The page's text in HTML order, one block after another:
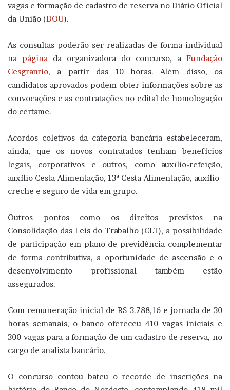
vagas e formação de cadastro de reserva no Diário Oficial
da União (DOU).
As consultas poderão ser realizadas de forma individual
na página da organizadora do concurso, a Fundação
Cesgranrio, a partir das 10 horas. Além disso, os
candidatos aprovados podem obter informações sobre as
convocações e as contratações no edital de homologação
do certame.
Acordos coletivos da categoria bancária estabeleceram,
ainda, que os novos contratados tenham benefícios
legais, corporativos e outros, como auxílio-refeição,
auxílio Cesta Alimentação, 13ª Cesta Alimentação, auxílio-
creche e seguro de vida em grupo.
Outros pontos como os direitos previstos na
Consolidação das Leis do Trabalho (CLT), a possibilidade
de participação em plano de previdência complementar
de forma contributiva, a oportunidade de ascensão e o
desenvolvimento profissional também estão
assegurados.
Com remuneração inicial de R$ 3.788,16 e jornada de 30
horas semanais, o banco ofereceu 410 vagas iniciais e
300 vagas para a formação de um cadastro de reserva, no
cargo de analista bancário.
O concurso contou bateu o recorde de inscrições na